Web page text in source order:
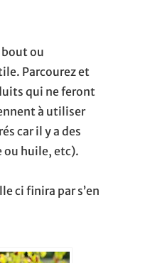
bout ou
Parcourez et
qui ne feront
à utiliser
car il y a des
ou huile, etc).
ci finira par s’en